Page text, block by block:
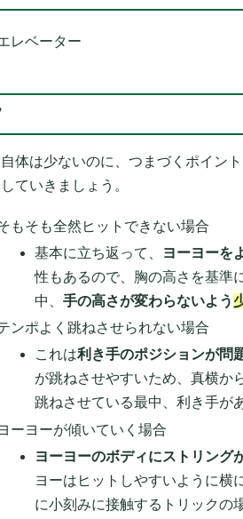
レベーター
体は少ないのに、つまづくポイン
ていきましょう。
もそも全然ヒットできない場合
基本に立ち返って、 ヨーヨーを
性もあるので、胸の高さを基準
中、手の高さが変わらないよう
ンポよく跳ねさせられない場合
これは利き手のポジションが問
が跳ねさせやすいため、真横か
跳ねさせている最中、利き手が
ーヨーが傾いていく場合
ヨーヨーのボディにストリング
ヨーはヒットしやすいように横
に小刻みに接触するトリックの